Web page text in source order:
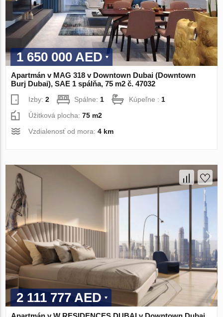
1 650 000 AED
Apartmán v MAG 318 v Downtown Dubai (Downtown
Burj Dubai), SAE 1 spálňa, 75 m2 č. 47032
Izby:2 Spálne:1 Kúpeľne :1
Úžitková plocha:75 m2
Vzdialenosť od mora:4 km
2 111 777 AED